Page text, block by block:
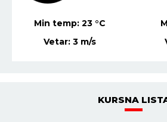
Min temp:21 °C
Vetar:2 m/s
KURSNA